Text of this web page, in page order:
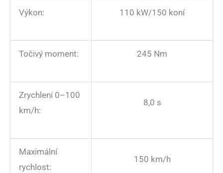
Výkon: 110 kW/150 koní
Točivý moment: 245 Nm
Zrychlení 0–100
km/h:
8,0 s
Maximální
rychlost:
150 km/h